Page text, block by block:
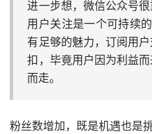
进一步想，微信公众号
用户关注是一个可持续
有足够的魅力，订阅用
扣，毕竟用户因为利益
而走。
粉丝数增加，既是机遇也是挑